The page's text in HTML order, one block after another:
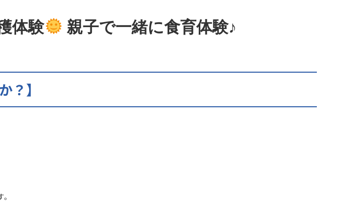
体験 親子で一緒に食育体験♪
？】